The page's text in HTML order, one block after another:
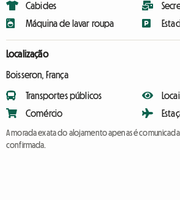
Cabides
Máquina de lavar roupa
Localização
Boisseron, França
Transportes públicos
Comércio
A morada exata do alojamento apenas é
confirmada.